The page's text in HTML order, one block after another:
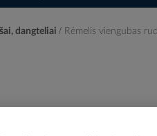
dangteliai Rėmelis viengubas